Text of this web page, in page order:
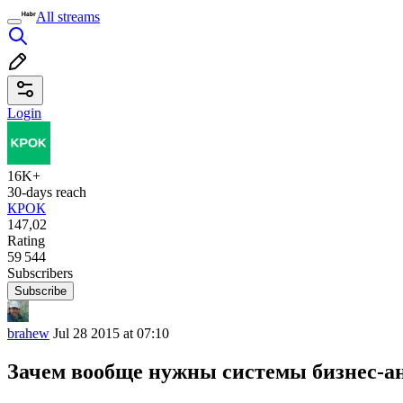
All streams
Login
16K+
30-days reach
КРОК
147,02
Rating
59 544
Subscribers
Subscribe
brahew Jul 28 2015 at 07:10
Зачем вообще нужны системы бизнес-